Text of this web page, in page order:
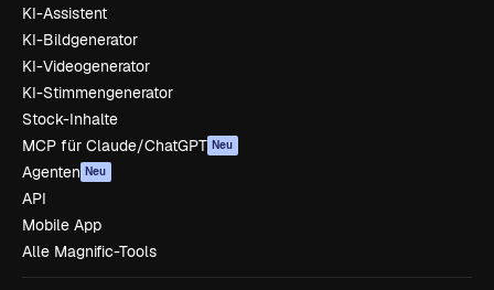
KI-Assistent
KI-Bildgenerator
KI-Videogenerator
KI-Stimmengenerator
Stock-Inhalte
MCP für Claude/ChatGPT Neu
Agenten Neu
API
Mobile App
Alle Magnific-Tools